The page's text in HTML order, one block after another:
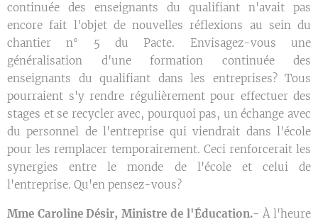
continuée des enseignants du qualifiant n'avait pas
encore fait l'objet de nouvelles réflexions au sein du
chantier n° 5 du Pacte. Envisagez-vous une
généralisation d'une formation continuée des
enseignants du qualifiant dans les entreprises? Tous
pourraient s'y rendre régulièrement pour effectuer des
stages et se recycler avec, pourquoi pas, un échange avec
du personnel de l'entreprise qui viendrait dans l'école
pour les remplacer temporairement. Ceci renforcerait les
synergies entre le monde de l'école et celui de
l'entreprise. Qu'en pensez-vous?
Mme Caroline Désir, Ministre de l'Éducation.- À l'heure